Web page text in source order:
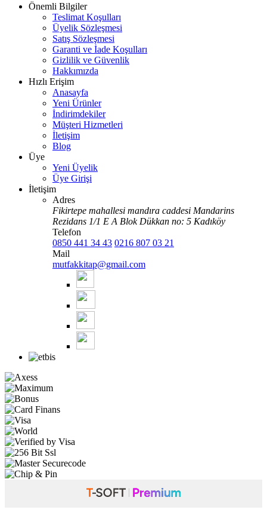
Önemli Bilgiler
Teslimat Koşulları
Üyelik Sözleşmesi
Satış Sözleşmesi
Garanti ve İade Koşulları
Gizlilik ve Güvenlik
Hakkımızda
Hızlı Erişim
Anasayfa
Yeni Ürünler
İndirimdekiler
Müşteri Hizmetleri
İletişim
Blog
Üye
Yeni Üyelik
Üye Girişi
İletişim
Adres
Fikirtepe mahallesi mandıra caddesi Mandarins
Rezidans 1/1 E A Blok Dükkan no: 5 Kadıköy
Telefon
0850 441 34 43 0216 807 03 21
Mail
mutfakkitap@gmail.com